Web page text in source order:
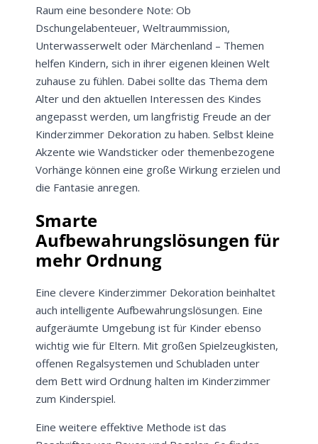
Raum eine besondere Note: Ob
Dschungelabenteuer, Weltraummission,
Unterwasserwelt oder Märchenland – Themen
helfen Kindern, sich in ihrer eigenen kleinen Welt
zuhause zu fühlen. Dabei sollte das Thema dem
Alter und den aktuellen Interessen des Kindes
angepasst werden, um langfristig Freude an der
Kinderzimmer Dekoration zu haben. Selbst kleine
Akzente wie Wandsticker oder themenbezogene
Vorhänge können eine große Wirkung erzielen und
die Fantasie anregen.
Smarte
Aufbewahrungslösungen für
mehr Ordnung
Eine clevere Kinderzimmer Dekoration beinhaltet
auch intelligente Aufbewahrungslösungen. Eine
aufgeräumte Umgebung ist für Kinder ebenso
wichtig wie für Eltern. Mit großen Spielzeugkisten,
offenen Regalsystemen und Schubladen unter
dem Bett wird Ordnung halten im Kinderzimmer
zum Kinderspiel.
Eine weitere effektive Methode ist das